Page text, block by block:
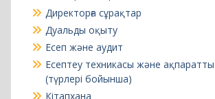
(түрлері бойынша)
Кітапхана
Колледж миссиясы
Колледж туралы
Директорға сұрақтар
Колледж стратегиясы